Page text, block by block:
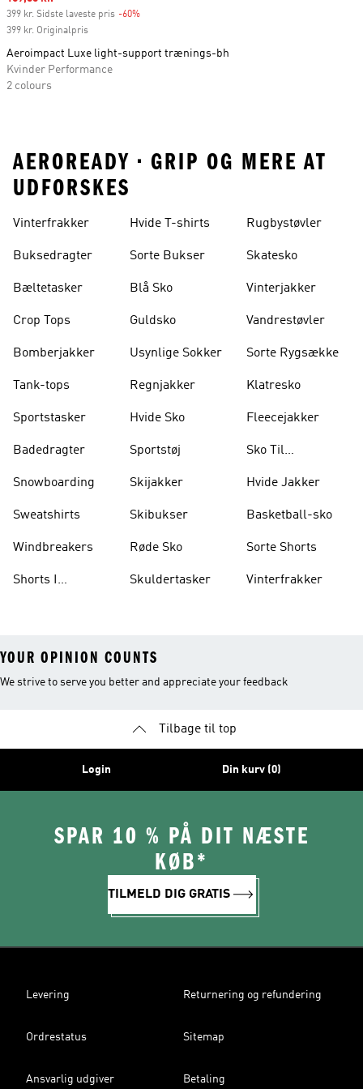
399 kr. Sidste laveste pris -60%
399 kr. Originalpris
Aeroimpact Luxe light-support trænings-bh
Kvinder Performance
2 colours
AEROREADY • GRIP OG MERE AT
UDFORSKES
Vinterfrakker
Buksedragter
Bæltetasker
Crop Tops
Bomberjakker
Tank-tops
Sportstasker
Badedragter
Snowboarding
Sweatshirts
Windbreakers
Shorts I
Hvide T-shirts
Sorte Bukser
Blå Sko
Guldsko
Usynlige Sokker
Regnjakker
Hvide Sko
Sportstøj
Skijakker
Skibukser
Røde Sko
Skuldertasker
Rugbystøvler
Skatesko
Vinterjakker
Vandrestøvler
Sorte Rygsække
Klatresko
Fleecejakker
Sko Til
Hvide Jakker
Basketball-sko
Sorte Shorts
Vinterfrakker
YOUR OPINION COUNTS
We strive to serve you better and appreciate your feedback
Tilbage til top
Login Din kurv (0)
SPAR 10 % PÅ DIT NÆSTE
KØB*
TILMELD DIG GRATIS
Levering Returnering og refundering
Ordrestatus Sitemap
Ansvarlig udgiver Betaling